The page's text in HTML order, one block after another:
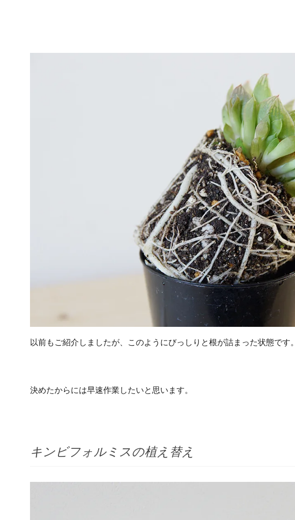
以前もご紹介しましたが、このようにびっしりと根が詰まった状態です。
決めたからには早速作業したいと思います。
キンビフォルミスの植え替え